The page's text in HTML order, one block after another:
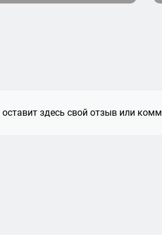
здесь свой отзыв или